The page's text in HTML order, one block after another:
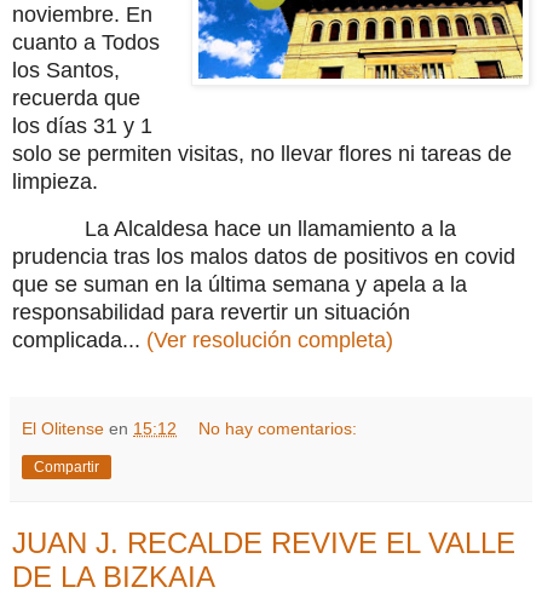
noviembre. En
cuanto a Todos
los Santos,
recuerda que
los días 31 y 1
solo se permiten visitas, no llevar flores ni tareas de
limpieza.
La Alcaldesa hace un llamamiento a la
prudencia tras los malos datos de positivos en covid
que se suman en la última semana y apela a la
responsabilidad para revertir un situación
complicada... (Ver resolución completa)
El Olitense en 15:12 No hay comentarios:
Compartir
JUAN J. RECALDE REVIVE EL VALLE
DE LA BIZKAIA